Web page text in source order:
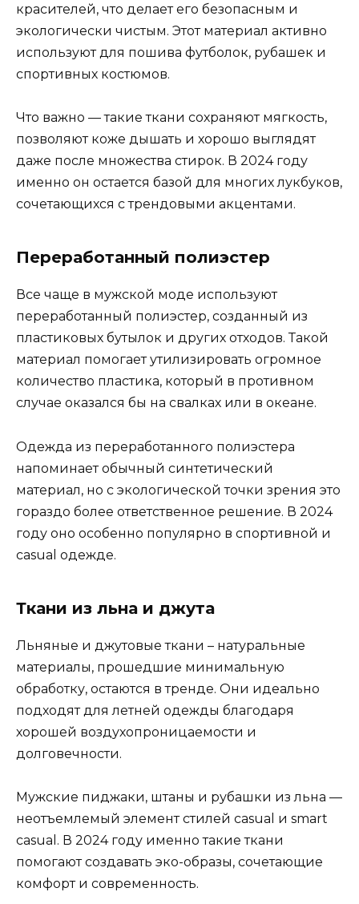
красителей, что делает его безопасным и
экологически чистым. Этот материал активно
используют для пошива футболок, рубашек и
спортивных костюмов.
Что важно — такие ткани сохраняют мягкость,
позволяют коже дышать и хорошо выглядят
даже после множества стирок. В 2024 году
именно он остается базой для многих лукбуков,
сочетающихся с трендовыми акцентами.
Переработанный полиэстер
Все чаще в мужской моде используют
переработанный полиэстер, созданный из
пластиковых бутылок и других отходов. Такой
материал помогает утилизировать огромное
количество пластика, который в противном
случае оказался бы на свалках или в океане.
Одежда из переработанного полиэстера
напоминает обычный синтетический
материал, но с экологической точки зрения это
гораздо более ответственное решение. В 2024
году оно особенно популярно в спортивной и
casual одежде.
Ткани из льна и джута
Льняные и джутовые ткани – натуральные
материалы, прошедшие минимальную
обработку, остаются в тренде. Они идеально
подходят для летней одежды благодаря
хорошей воздухопроницаемости и
долговечности.
Мужские пиджаки, штаны и рубашки из льна —
неотъемлемый элемент стилей casual и smart
casual. В 2024 году именно такие ткани
помогают создавать эко-образы, сочетающие
комфорт и современность.